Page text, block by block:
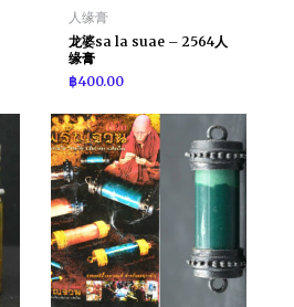
人缘膏
龙婆sa la suae – 2564人
缘膏
฿400.00